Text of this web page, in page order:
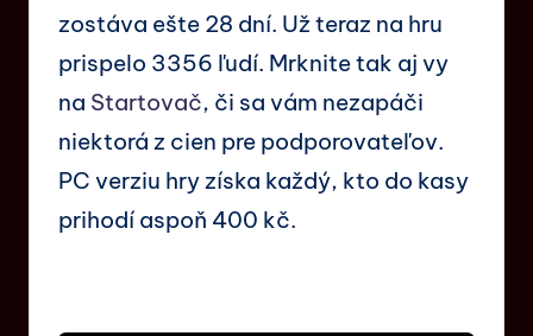
zostáva ešte 28 dní. Už teraz na hru
prispelo 3356 ľudí. Mrknite tak aj vy
na Startovač, či sa vám nezapáči
niektorá z cien pre podporovateľov.
PC verziu hry získa každý, kto do kasy
prihodí aspoň 400 kč.